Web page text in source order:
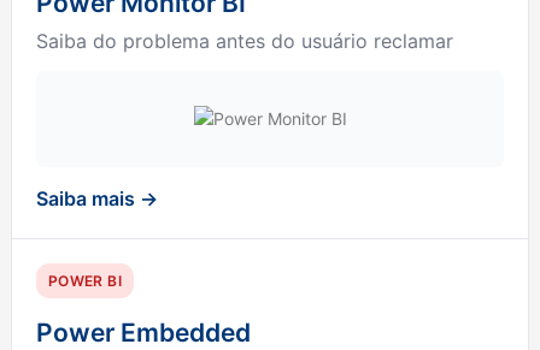
Saiba do problema antes do usuário reclamar
Saiba mais →
POWER BI
Power Embedded